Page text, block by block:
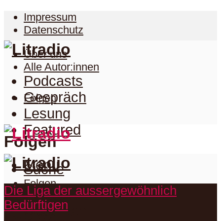
Impressum
Datenschutz
Über uns
Alle Autor:innen
Folgen
Folgen
Folgen
Facebook
Twitter
Podcasts
Gespräch
Lesung
Featured
Menu
Suche
Suche
Podcasts
Gespräch
Die Liga der aussergewöhnlich
Bedürftigen